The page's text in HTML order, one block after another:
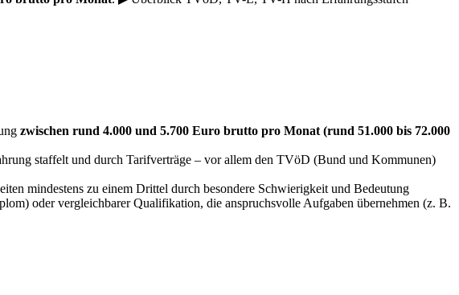
zwischen rund 4.000 und 5.700 Euro brutto pro Monat (rund 51.000 bis 72.000
staffelt und durch Tarifverträge – vor allem den TVöD (Bund und Kommunen)
mindestens zu einem Drittel durch besondere Schwierigkeit und Bedeutung
oder vergleichbarer Qualifikation, die anspruchsvolle Aufgaben übernehmen (z. B.